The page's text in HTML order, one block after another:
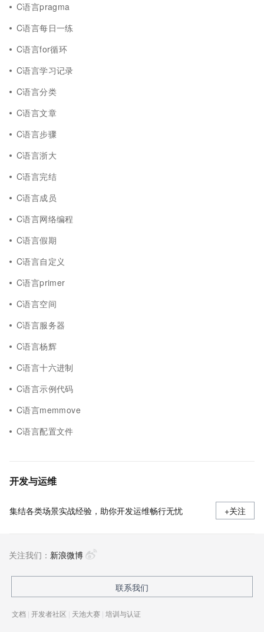
C语言pragma
C语言每日一练
C语言for循环
C语言学习记录
C语言分类
C语言文章
C语言步骤
C语言浙大
C语言完结
C语言成员
C语言网络编程
C语言假期
C语言自定义
C语言primer
C语言空间
C语言服务器
C语言杨辉
C语言十六进制
C语言示例代码
C语言memmove
C语言配置文件
开发与运维
集结各类场景实战经验，助你开发运维畅行无忧 +关注
关注我们： 新浪微博
联系我们
文档 | 开发者社区 | 天池大赛 | 培训与认证